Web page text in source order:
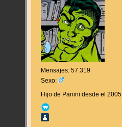
Mensajes: 57.319
Sexo:
Hijo de Panini desde el 2005